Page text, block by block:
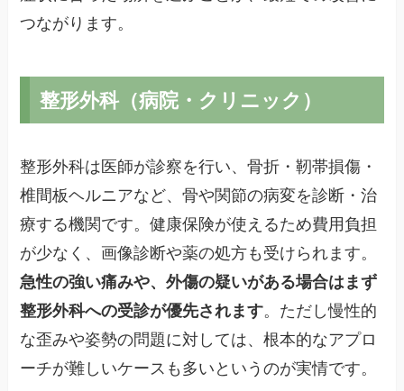
つながります。
整形外科（病院・クリニック）
整形外科は医師が診察を行い、骨折・靭帯損傷・
椎間板ヘルニアなど、骨や関節の病変を診断・治
療する機関です。健康保険が使えるため費用負担
が少なく、画像診断や薬の処方も受けられます。
急性の強い痛みや、外傷の疑いがある場合はまず
整形外科への受診が優先されます。ただし慢性的
な歪みや姿勢の問題に対しては、根本的なアプロ
ーチが難しいケースも多いというのが実情です。